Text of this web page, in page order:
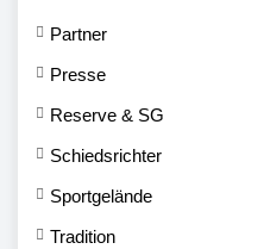
Partner
Presse
Reserve & SG
Schiedsrichter
Sportgelände
Tradition